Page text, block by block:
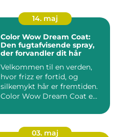
14. maj
Color Wow Dream Coat:
Den fugtafvisende spray,
der forvandler dit hår
Velkommen til en verden,
hvor frizz er fortid, og
silkemykt hår er fremtiden.
Color Wow Dream Coat e...
03. maj